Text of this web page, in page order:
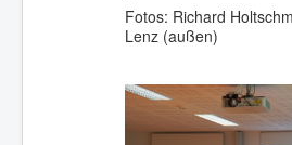
Fotos: Richard
Lenz (außen)